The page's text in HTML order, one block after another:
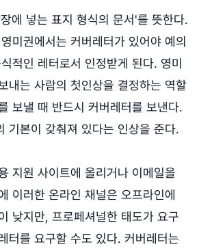
에 넣는 표지 형식의 문서'를 뜻한다.
미권에서는 커버레터가 있어야 예의
적인 레터로서 인정받게 된다. 영미
내는 사람의 첫인상을 결정하는 역할
보낼 때 반드시 커버레터를 보낸다.
기본이 갖춰져 있다는 인상을 준다.
지원 사이트에 올리거나 이메일을
이러한 온라인 채널은 오프라인에
낮지만, 프로페셔널한 태도가 요구
터를 요구할 수도 있다. 커버레터는